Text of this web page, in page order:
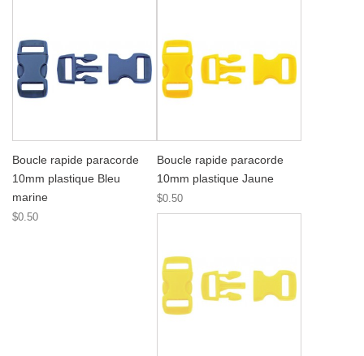
Boucle rapide paracorde
10mm plastique Bleu
marine
$0.50
Boucle rapide paracorde
10mm plastique Jaune
$0.50